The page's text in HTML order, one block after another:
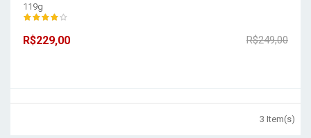
119g
R$249,00
R$229,00
3 Item(s)